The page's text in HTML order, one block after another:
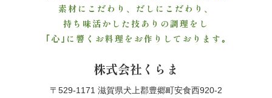
素材にこだわり、だしにこだわり、
持ち味活かした技ありの調理をし
｢心｣に響くお料理をお作りしております｡
株式会社くらま
〒529-1171 滋賀県犬上郡豊郷町安食西920-2